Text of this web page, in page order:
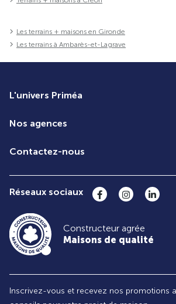
Les terrains + maisons en Gironde
Les terrains à Ambarès-et-Lagrave
L'univers Priméa
Nos agences
Contactez-nous
Réseaux sociaux
Constructeur agrée
Maisons de qualité
Inscrivez-vous et recevez nos promotions